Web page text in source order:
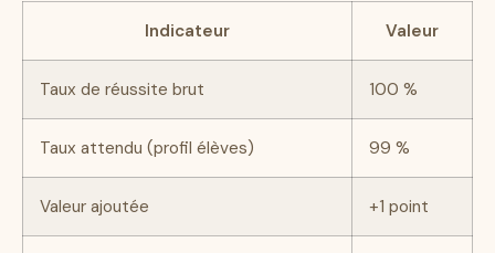
Indicateur Valeur
Taux de réussite brut 100 %
Taux attendu (profil élèves) 99 %
Valeur ajoutée +1 point